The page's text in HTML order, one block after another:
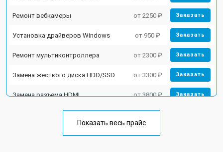
Ремонт вебкамеры от 2250 ₽ Заказать
Установка драйверов Windows от 950 ₽ Заказать
Ремонт мультиконтроллера от 2300 ₽ Заказать
Замена жесткого диска HDD/SSD от 3300 ₽ Заказать
Замена разъема HDMI от 3800 ₽ Заказать
Замена клавиатуры от 2900 ₽
Показать весь прайс